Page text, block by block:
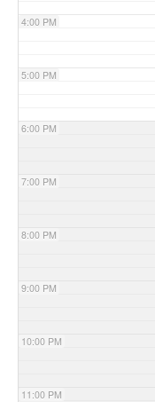
4:00 PM
5:00 PM
6:00 PM
7:00 PM
8:00 PM
9:00 PM
10:00 PM
11:00 PM